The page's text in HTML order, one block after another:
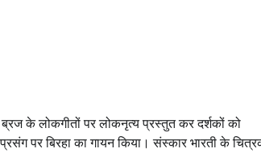
ब्रज के लोकगीतों पर लोकनृत्य प्रस्तुत कर दर्शकों को
पर बिरहा का गायन किया। संस्कार भारती के